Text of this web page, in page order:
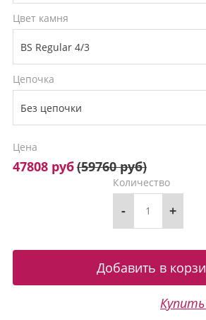
Цвет камня
Цепочка
Цена
47808 руб(59760 руб)
Количество
- +